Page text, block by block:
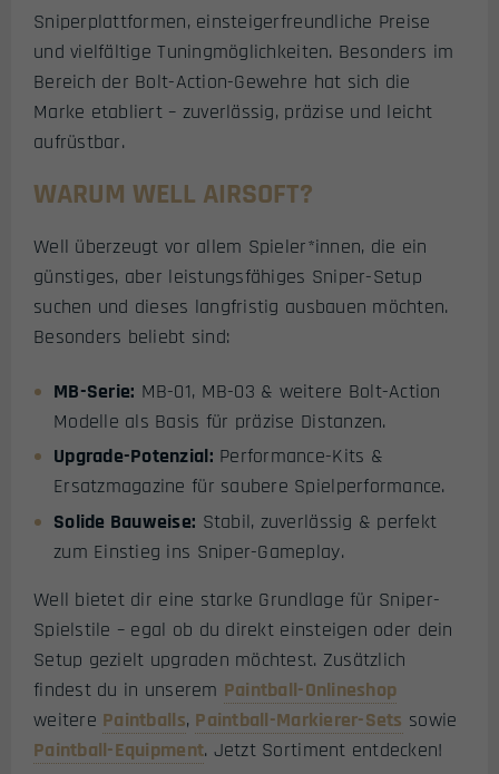
Sniperplattformen, einsteigerfreundliche Preise
und vielfältige Tuningmöglichkeiten. Besonders im
Bereich der Bolt-Action-Gewehre hat sich die
Marke etabliert – zuverlässig, präzise und leicht
aufrüstbar.
WARUM WELL AIRSOFT?
Well überzeugt vor allem Spieler*innen, die ein
günstiges, aber leistungsfähiges Sniper-Setup
suchen und dieses langfristig ausbauen möchten.
Besonders beliebt sind:
MB-Serie: MB-01, MB-03 & weitere Bolt-Action
Modelle als Basis für präzise Distanzen.
Upgrade-Potenzial: Performance-Kits &
Ersatzmagazine für saubere Spielperformance.
Solide Bauweise: Stabil, zuverlässig & perfekt
zum Einstieg ins Sniper-Gameplay.
Well bietet dir eine starke Grundlage für Sniper-
Spielstile – egal ob du direkt einsteigen oder dein
Setup gezielt upgraden möchtest. Zusätzlich
findest du in unserem Paintball-Onlineshop
weitere Paintballs, Paintball-Markierer-Sets sowie
Paintball-Equipment. Jetzt Sortiment entdecken!